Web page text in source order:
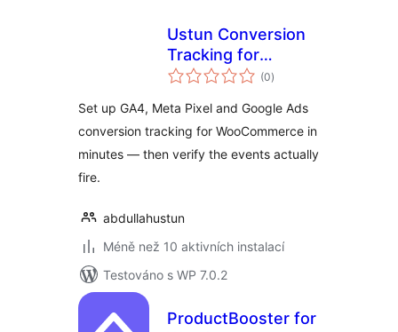
Ustun Conversion
Tracking for
WooCommerce
(0celkové
hodnocení
)
Set up GA4, Meta Pixel and Google Ads
conversion tracking for WooCommerce in
minutes — then verify the events actually
fire.
abdullahustun
Méně než 10 aktivních instalací
Testováno s WP 7.0.2
ProductBooster for